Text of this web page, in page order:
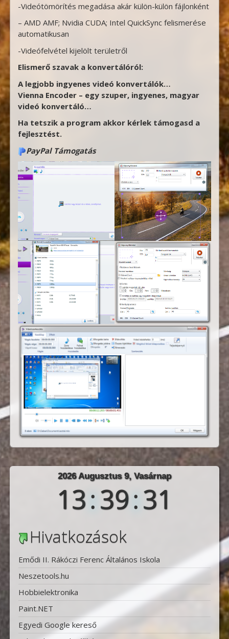
-Videótömörítés megadása akár külön-külön fájlonként
– AMD AMF; Nvidia CUDA; Intel QuickSync felismerése
automatikusan
-Videófelvétel kijelölt területről
Elismerő szavak a konvertálóról:
A legjobb ingyenes videó konvertálók…
Vienna Encoder – egy szuper, ingyenes, magyar
videó konvertáló…
Ha tetszik a program akkor kérlek támogasd a
fejlesztést.
PayPal Támogatás
2026 Augusztus 9, Vasárnap
13:39:32
Hivatkozások
Emődi II. Rákóczi Ferenc Általános Iskola
Neszetools.hu
Hobbielektronika
Paint.NET
Egyedi Google kereső